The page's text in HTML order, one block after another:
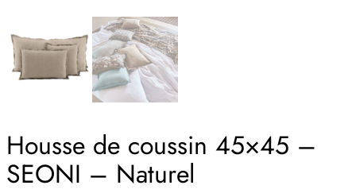
Housse de coussin 45×45 –
SEONI – Naturel